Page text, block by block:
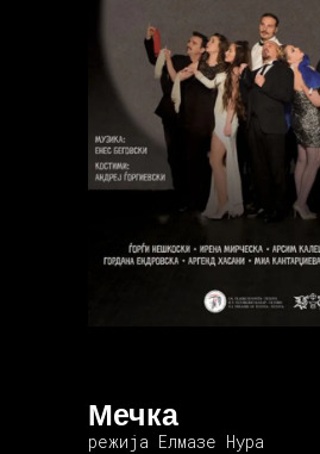
Мечка
режија Елмазе Нура